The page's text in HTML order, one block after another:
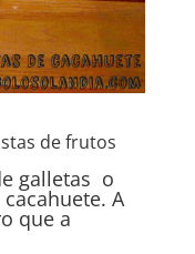
de frutos
galletas o
A
que a